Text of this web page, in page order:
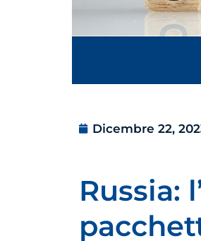
Dicembre 22,
Russia: